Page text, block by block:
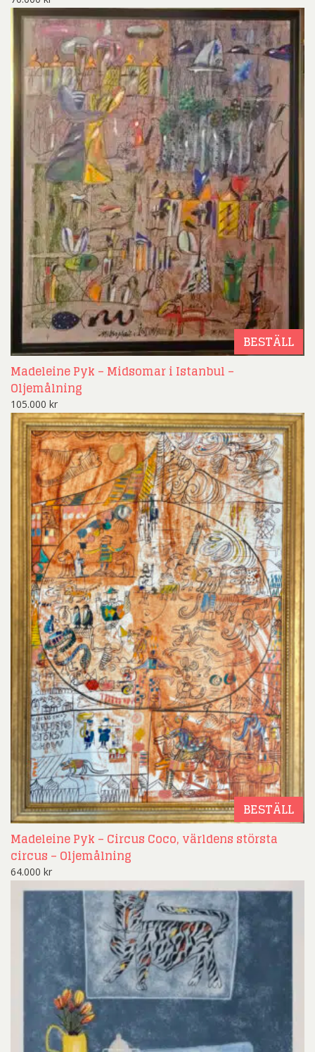
BESTÄLL
Madeleine Pyk – Midsomar i Istanbul –
Oljemålning
105.000 kr
BESTÄLL
Madeleine Pyk – Circus Coco, världens största
circus – Oljemålning
64.000 kr